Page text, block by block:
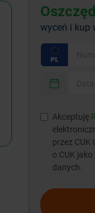
wyceń i kup
Akceptuję
przez CUK
o CUK
danych.